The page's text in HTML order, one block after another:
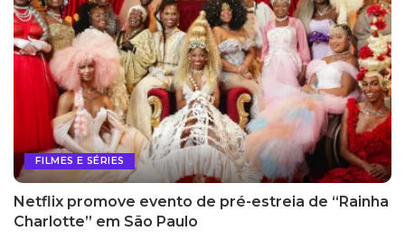
FILMES E SÉRIES
Netflix promove evento de pré-estreia de “Rainha
Charlotte” em São Paulo